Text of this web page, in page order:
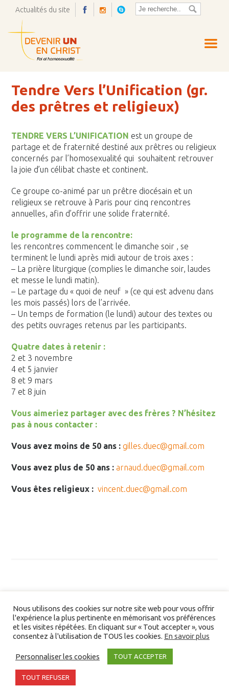
Actualités du site
Tendre Vers l’Unification (gr.
des prêtres et religieux)
TENDRE VERS L’UNIFICATION est un groupe de
partage et de fraternité destiné aux prêtres ou religieux
concernés par l’homosexualité qui souhaitent retrouver
la joie d’un célibat chaste et continent.
Ce groupe co-animé par un prêtre diocésain et un
religieux se retrouve à Paris pour cinq rencontres
annuelles, afin d’offrir une solide fraternité.
le programme de la rencontre:
les rencontres commencent le dimanche soir , se
terminent le lundi après midi autour de trois axes :
– La prière liturgique (complies le dimanche soir, laudes
et messe le lundi matin).
– Le partage du « quoi de neuf » (ce qui est advenu dans
les mois passés) lors de l’arrivée.
– Un temps de formation (le lundi) autour des textes ou
des petits ouvrages retenus par les participants.
Quatre dates à retenir :
2 et 3 novembre
4 et 5 janvier
8 et 9 mars
7 et 8 juin
Vous aimeriez partager avec des frères ? N’hésitez
pas à nous contacter :
Vous avez moins de 50 ans :gilles.duec@gmail.com
Vous avez plus de 50 ans : arnaud.duec@gmail.com
Vous êtes religieux : vincent.duec@gmail.com
Nous utilisons des cookies sur notre site web pour vous offrir
l'expérience la plus pertinente en mémorisant vos préférences
et les visites répétées. En cliquant sur « Tout accepter », vous
consentez à l'utilisation de TOUS les cookies. En savoir plus
Personnaliser les cookies TOUT ACCEPTER
TOUT REFUSER